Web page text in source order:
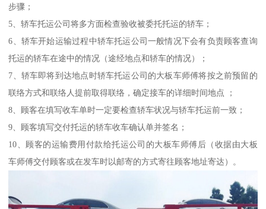
步骤；
5、轿车托运公司将多方面检查验收被委托托运的轿车；
6、轿车开始运输过程中轿车托运公司一般情况下会有负责顾客查询
托运的轿车在途中的情况（途经地点和轿车的情况）；
7、轿车即将到达地点时轿车托运公司的大板车师傅将按之前预留的
联络方式和联络人提前取得联络，确定接车的详细时间地点 ；
8、顾客在填写收车单时一定要检查轿车状况与轿车托运前一致；
9、顾客填写交付托运的轿车收车确认单并签名；
10、顾客的运输费用付款给托运公司的大板车师傅后（收据由大板
车师傅交付顾客或在发车时以邮寄的方式寄往顾客地址寄达）。